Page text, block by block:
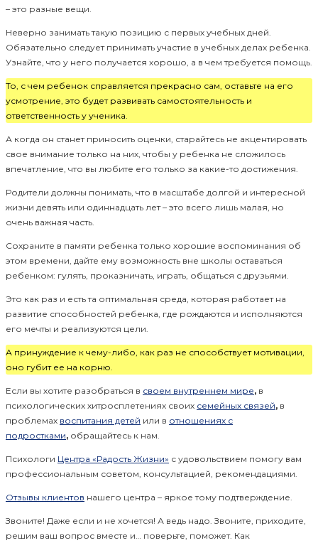
– это разные вещи.
Неверно занимать такую позицию с первых учебных дней.
Обязательно следует принимать участие в учебных делах ребенка.
Узнайте, что у него получается хорошо, а в чем требуется помощь.
То, с чем ребенок справляется прекрасно сам, оставьте на его
усмотрение, это будет развивать самостоятельность и
ответственность у ученика.
А когда он станет приносить оценки, старайтесь не акцентировать
свое внимание только на них, чтобы у ребенка не сложилось
впечатление, что вы любите его только за какие-то достижения.
Родители должны понимать, что в масштабе долгой и интересной
жизни девять или одиннадцать лет – это всего лишь малая, но
очень важная часть.
Сохраните в памяти ребенка только хорошие воспоминания об
этом времени, дайте ему возможность вне школы оставаться
ребенком: гулять, проказничать, играть, общаться с друзьями.
Это как раз и есть та оптимальная среда, которая работает на
развитие способностей ребенка, где рождаются и исполняются
его мечты и реализуются цели.
А принуждение к чему-либо, как раз не способствует мотивации,
оно губит ее на корню.
Если вы хотите разобраться в своем внутреннем мире, в
психологических хитросплетениях своих семейных связей, в
проблемах воспитания детей или в отношениях с
подростками, обращайтесь к нам.
Психологи Центра «Радость Жизни» с удовольствием помогу вам
профессиональным советом, консультацией, рекомендациями.
Отзывы клиентов нашего центра – яркое тому подтверждение.
Звоните! Даже если и не хочется! А ведь надо. Звоните, приходите,
решим ваш вопрос вместе и… поверьте, поможет. Как